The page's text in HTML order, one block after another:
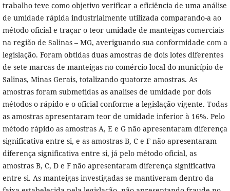
trabalho teve como objetivo verificar a eficiência de uma análise
de umidade rápida industrialmente utilizada comparando-a ao
método oficial e traçar o teor umidade de manteigas comerciais
na região de Salinas – MG, averiguando sua conformidade com a
legislação. Foram obtidas duas amostras de dois lotes diferentes
de sete marcas de manteigas no comércio local do município de
Salinas, Minas Gerais, totalizando quatorze amostras. As
amostras foram submetidas as analises de umidade por dois
métodos o rápido e o oficial conforme a legislação vigente. Todas
as amostras apresentaram teor de umidade inferior à 16%. Pelo
método rápido as amostras A, E e G não apresentaram diferença
significativa entre si, e as amostras B, C e F não apresentaram
diferença significativa entre si, já pelo método oficial, as
amostras B, C, D e F não apresentaram diferença significativa
entre si. As manteigas investigadas se mantiveram dentro da